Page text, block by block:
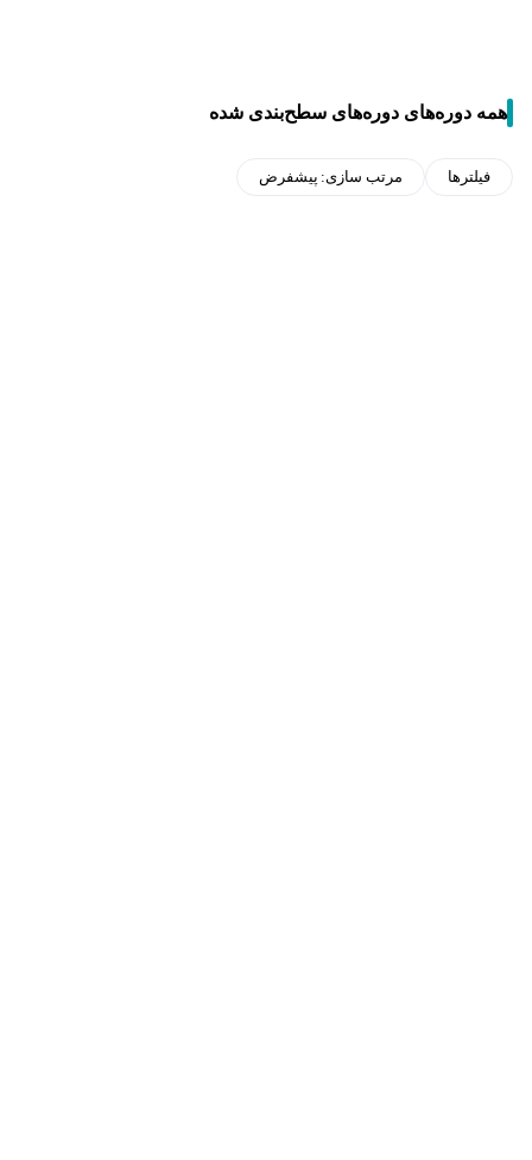
همه دوره‌های دوره‌های سطح‌بندی شده
فیلترها مرتب سازی: پیشفرض